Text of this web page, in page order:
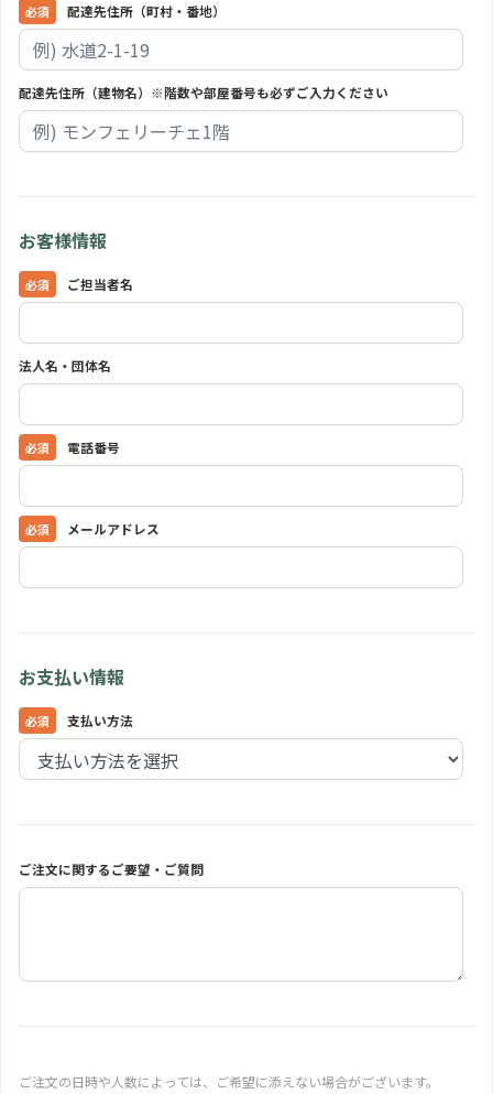
配達先住所（町村・番地）
配達先住所（建物名）※階数や部屋番号も必ずご入力ください
お客様情報
ご担当者名
法人名・団体名
電話番号
メールアドレス
お支払い情報
支払い方法
ご注文に関するご要望・ご質問
ご注文の日時や人数によっては、ご希望に添えない場合がございます。